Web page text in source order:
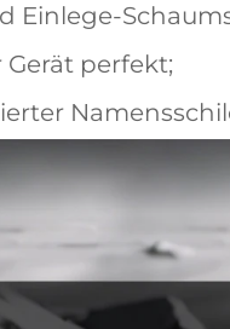
Einlege-
Gerät perfekt;